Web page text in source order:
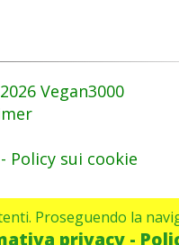
Vegan3000
Policy sui cookie
Proseguendo la
privacy -